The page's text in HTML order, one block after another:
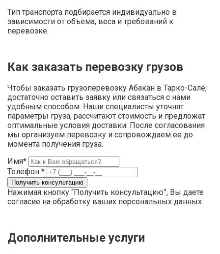
Тип транспорта подбирается индивидуально в
зависимости от объема, веса и требований к
перевозке.
Как заказать перевозку грузов
Чтобы заказать грузоперевозку Абакан в Тарко-Сале,
достаточно оставить заявку или связаться с нами
удобным способом. Наши специалисты уточнят
параметры груза, рассчитают стоимость и предложат
оптимальные условия доставки. После согласования
мы организуем перевозку и сопровождаем ее до
момента получения груза.
Имя*
Телефон *
Нажимая кнопку “Получить консультацию”, Вы даете
согласие на обработку ваших персональных данных
Дополнительные услуги